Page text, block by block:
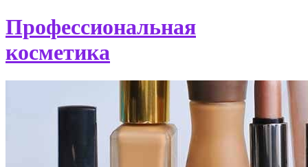
Профессиональная
косметика